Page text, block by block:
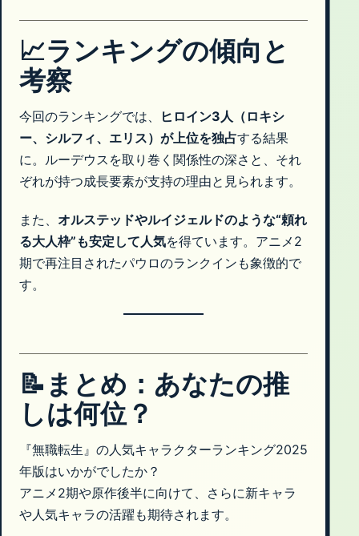
📈ランキングの傾向と
考察
今回のランキングでは、
ヒロイン3人（ロキシ
ー、シルフィ、エリス）が上位を独占する結果
に。ルーデウスを取り巻く関係性の深さと、それ
ぞれが持つ成長要素が支持の理由と見られます。
また、 オルステッドやルイジェルドのような“頼れ
る大人枠”も安定して人気を得ています。アニメ2
期で再注目されたパウロのランクインも象徴的で
す。
📝まとめ：あなたの推
しは何位？
『無職転生』の人気キャラクターランキング2025
年版はいかがでしたか？
アニメ2期や原作後半に向けて、さらに新キャラ
や人気キャラの活躍も期待されます。